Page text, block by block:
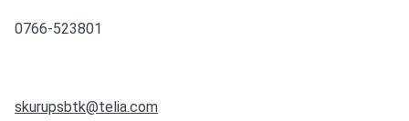
0766-523801
skurupsbtk@telia.com